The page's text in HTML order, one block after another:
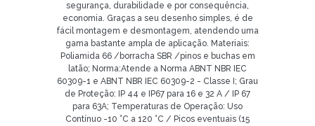
segurança, durabilidade e por consequência,
economia. Graças a seu desenho simples, é de
fácil montagem e desmontagem, atendendo uma
gama bastante ampla de aplicação. Materiais:
Poliamida 66 /borracha SBR /pinos e buchas em
latão; Norma:Atende a Norma ABNT NBR IEC
60309-1 e ABNT NBR IEC 60309-2 - Classe I; Grau
de Proteção: IP 44 e IP67 para 16 e 32 A / IP 67
para 63A; Temperaturas de Operação: Uso
Contínuo -10 °C a 120 °C / Picos eventuais (15